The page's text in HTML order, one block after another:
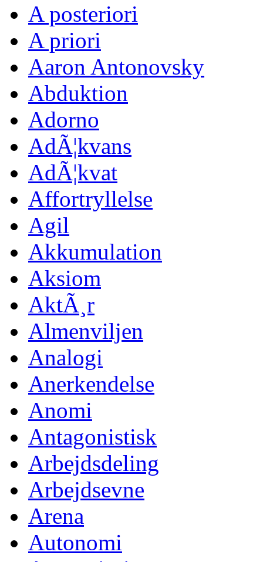
A posteriori
A priori
Aaron Antonovsky
Abduktion
Adorno
AdÃ¦kvans
AdÃ¦kvat
Affortryllelse
Agil
Akkumulation
Aksiom
AktÃ¸r
Almenviljen
Analogi
Anerkendelse
Anomi
Antagonistisk
Arbejdsdeling
Arbejdsevne
Arena
Autonomi